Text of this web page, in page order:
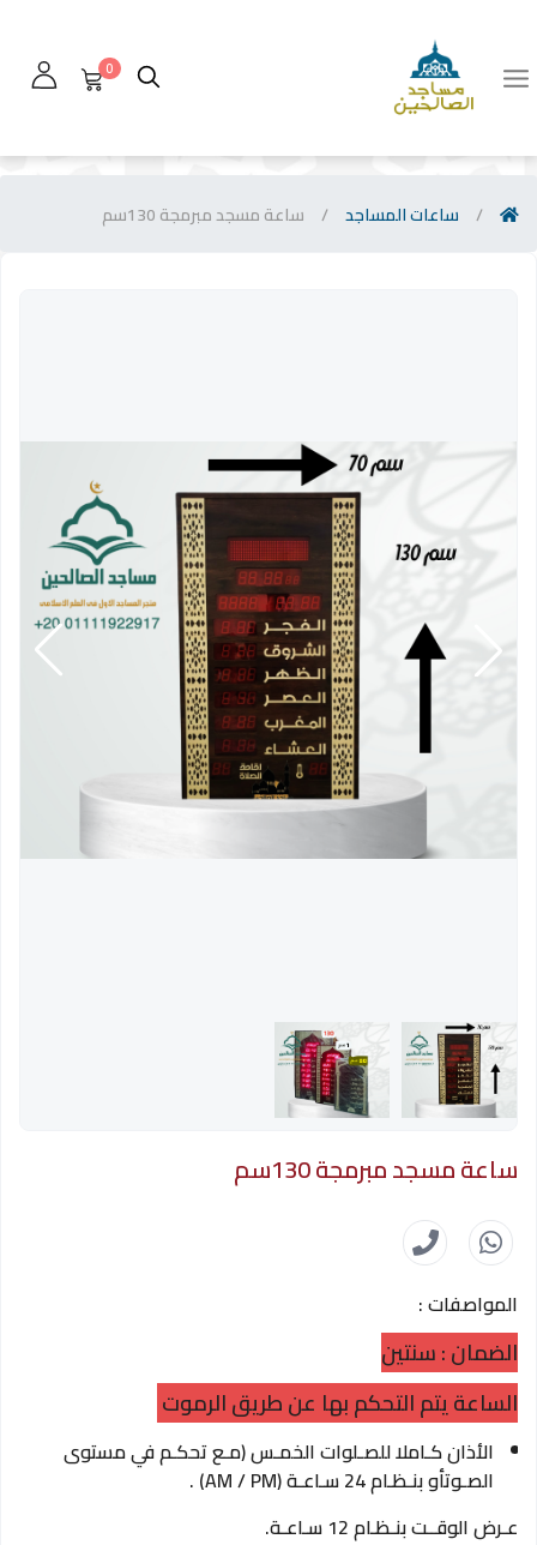
0
/ ساعات المساجد / ساعة مسجد مبرمجة 130سم
ساعة مسجد مبرمجة 130سم
المواصفات :
الضمان : سنتين
الساعة يتم التحكم بها عن طريق الرموت
الأذان كـاملا للصـلوات الخمـس (مـع تحكـم في مستوى
الصـوتأو بنـظـام 24 سـاعـة (AM / PM) .
عـرض الوقــت بنـظـام 12 سـاعـة.